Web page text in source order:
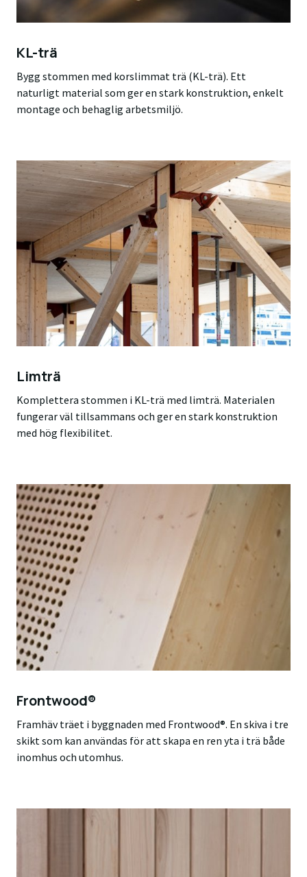
KL-trä
Bygg stommen med korslimmat trä (KL-trä). Ett
naturligt material som ger en stark konstruktion, enkelt
montage och behaglig arbetsmiljö.
Limträ
Komplettera stommen i KL-trä med limträ. Materialen
fungerar väl tillsammans och ger en stark konstruktion
med hög flexibilitet.
Frontwood®
Framhäv träet i byggnaden med Frontwood®. En skiva i tre
skikt som kan användas för att skapa en ren yta i trä både
inomhus och utomhus.